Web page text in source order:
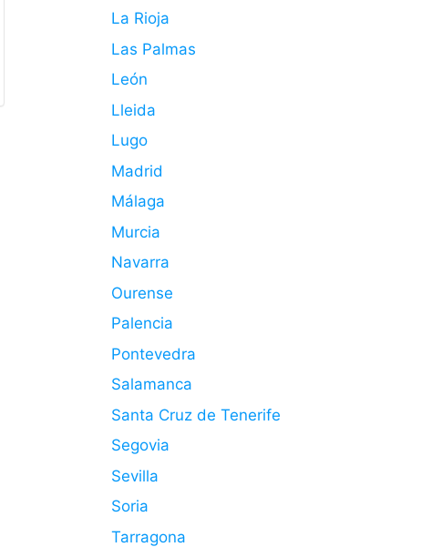
La Rioja
Las Palmas
León
Lleida
Lugo
Madrid
Málaga
Murcia
Navarra
Ourense
Palencia
Pontevedra
Salamanca
Santa Cruz de Tenerife
Segovia
Sevilla
Soria
Tarragona